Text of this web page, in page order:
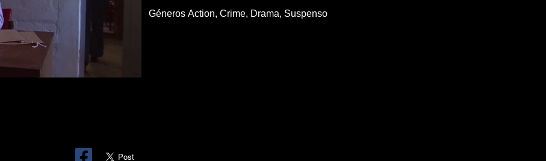
Géneros Action Crime Drama Suspenso